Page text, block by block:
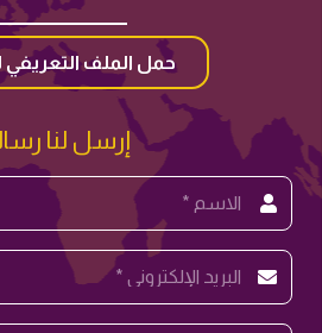
حمل الملف
إرسل لنا